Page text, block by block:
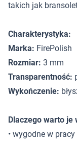
takich jak
Charakterystyka:
Marka: FirePolish
Rozmiar: 3 mm
Transparentność:
Wykończenie:
Dlaczego warto je
• wygodne w